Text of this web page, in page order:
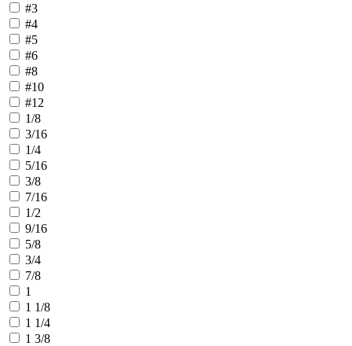
#3
#4
#5
#6
#8
#10
#12
1/8
3/16
1/4
5/16
3/8
7/16
1/2
9/16
5/8
3/4
7/8
1
1 1/8
1 1/4
1 3/8